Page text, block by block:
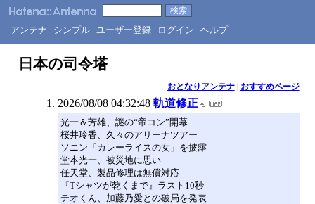
アンテナ シンプル ユーザー登録 ログイン ヘルプ
日本の司令塔
おとなりアンテナ| おすすめページ
2026/08/08 04:32:48 軌道修正
光一＆芳雄、謎の“帝コン”開幕
桜井玲香、久々のアリーナツアー
ソニン「カレーライスの女」を披露
堂本光一、被災地に思い
任天堂、製品修理は無償対応
『Tシャツが乾くまで』ラスト10秒
テオくん、加藤乃愛との破局を発表